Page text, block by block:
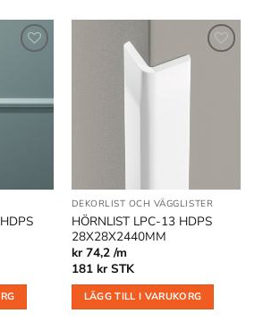
i
VÄGGLISTER |DÖRRFODER OCH FÖNSTERFODER
DEKORLIST OCH VÄGGLISTER
HÖRNLIST LPC-13 HDPS
28X28X2440MM
kr 74,2 /m
181 kr STK
LÄGG TILL I VARUKORG